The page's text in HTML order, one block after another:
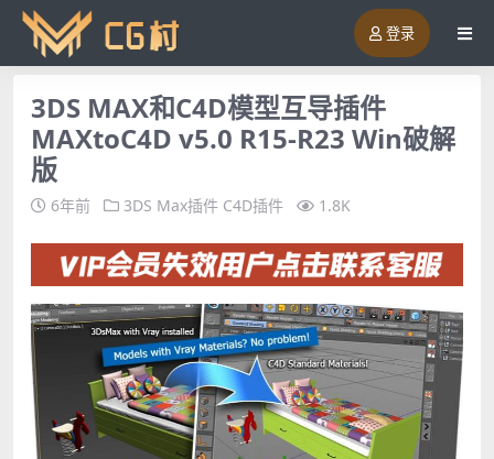
登录
3DS MAX和C4D模型互导插件
MAXtoC4D v5.0 R15-R23 Win破解
版
6年前 3DS Max插件 C4D插件 1.8K